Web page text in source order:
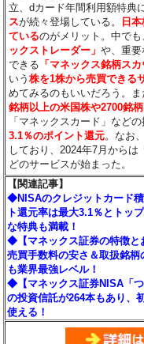
立、dカード年間利用額特典
スが続々登場している。
日
ているのがメリット。中で
ックストレーダー」や、重
できる 「マネックス銘柄スカ
いう株を1株から売買できる
めてみるのもいいだろう。
銘柄以上の米国株や2700銘
「マネックスカード」など
3.1％のポイント還元。なお
しており、2024年7月から
どのサービスが始まった。
【関連記事】
◆NISAのクレジットカード
ト還元率は最大3.1％とトッ
な特典も満載！
◆【マネックス証券の特徴と
売買手数料の安さ＆取扱銘
も業界最強レベル！
◆【マネックス証券NISA「
の投資信託が264本もあり、
使える！